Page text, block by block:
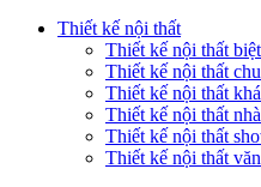
Thiết kế nội thất
Thiết kế nội thất
Thiết kế nội thất
Thiết kế nội thất
Thiết kế nội thất
Thiết kế nội thất
Thiết kế nội thất